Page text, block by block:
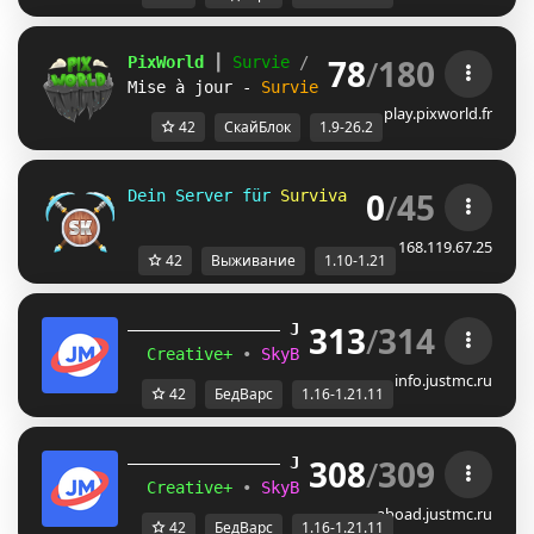
PixWorld Survie / Skyblock ┃ 1.9 ➸ 26.2
Mise à jour - Survie ORION
78/180
play.pixworld.fr
42 СкайБлок 1.9-26.2
Dein Server für Survival und Skyblock
0/45
168.119.67.25
42 Выживание 1.10-1.21
JUST MC (1.16 – 1.21.11)
Creative+
• SkyBlockTech • LuckyWars
313/314
info.justmc.ru
42 БедВарс 1.16-1.21.11
JUST MC (1.16 – 1.21.11)
Creative+
• SkyBlockTech • LuckyWars
308/309
aboad.justmc.ru
42 БедВарс 1.16-1.21.11